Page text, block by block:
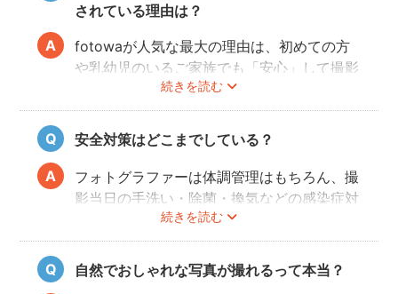
されている理由は？
続きを読む
fotowaが人気な最大の理由は、初めての方
や乳幼児のいるご家族でも「安心」して撮影
を楽しんでいただけることです。
厳しい審査を通過した、赤ちゃん・子どもの
扱いに慣れているパパ・ママ世代のカメラマ
ンが全国に多数在籍。
またどのカメラマンでも指名料は一切ござい
ません。分かりやすい料金体系も人気のポイ
安全対策はどこまでしている？
続きを読む
フォトグラファーは体調管理はもちろん、撮
影当日の手洗い・除菌・換気などの感染症対
策や、熱中症予防に努めます。
また、撮影中はご家族のペースに合わせなが
ら、周囲や足元に危険なものがないか注意を
呼び掛けながら進行しますのでご安心くださ
自然でおしゃれな写真が撮れるって本当？